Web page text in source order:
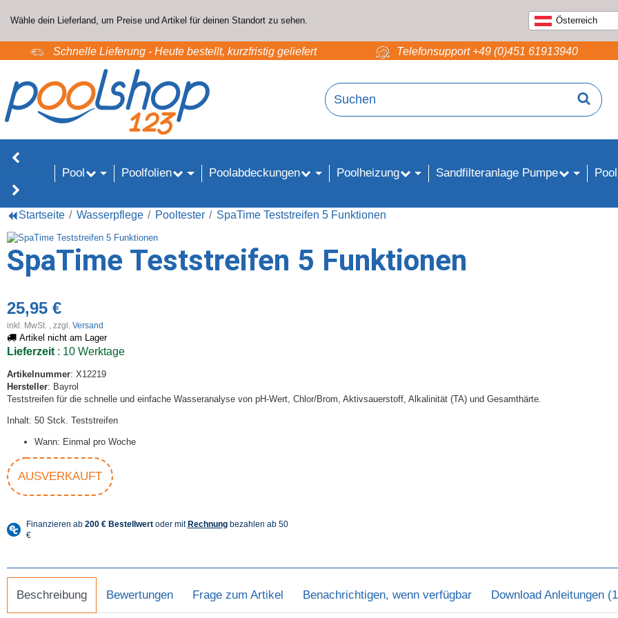
Wähle dein Lieferland, um Preise und Artikel für deinen Standort zu sehen. Österreich
Schnelle Lieferung - Heute bestellt, kurzfristig geliefert Telefonsupport +49 (0)451 61913940
Pool Poolfolien Poolabdeckungen Poolheizung Sandfilteranlage Pumpe
Startseite Wasserpflege Pooltester SpaTime Teststreifen 5 Funktionen
SpaTime Teststreifen 5 Funktionen
25,95 €
inkl. MwSt. , zzgl. Versand
Artikel nicht am Lager
Lieferzeit : 10 Werktage
Artikelnummer: X12219
Hersteller: Bayrol
Teststreifen für die schnelle und einfache Wasseranalyse von pH-Wert, Chlor/Brom, Aktivsauerstoff, Alkalinität (TA) und Gesamthärte.
Inhalt: 50 Stck. Teststreifen
Wann: Einmal pro Woche
AUSVERKAUFT
Beschreibung Bewertungen Frage zum Artikel Benachrichtigen, wenn verfügbar Download Anleitungen